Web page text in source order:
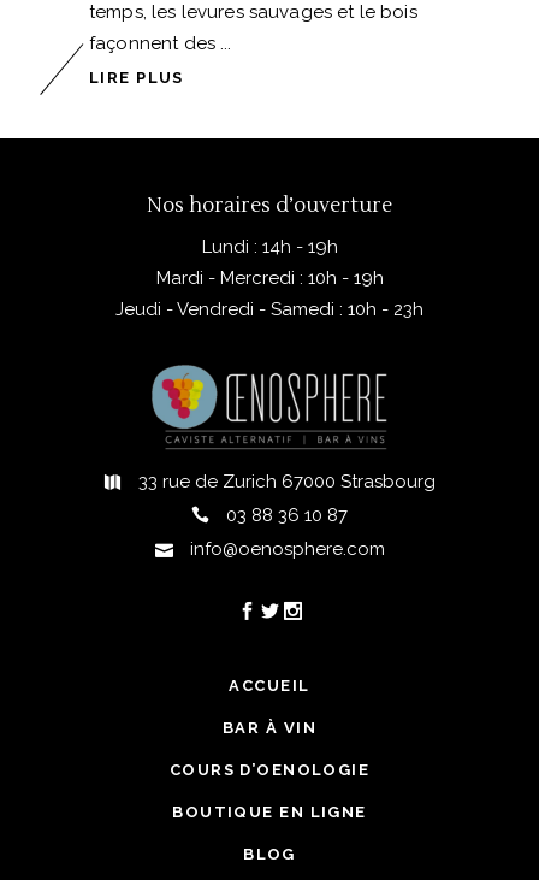
temps, les levures sauvages et le bois
façonnent des
LIRE PLUS
Nos horaires d’ouverture
Lundi : 14h - 19h
Mardi - Mercredi : 10h - 19h
Jeudi - Vendredi - Samedi : 10h - 23h
33 rue de Zurich 67000 Strasbourg
03 88 36 10 87
info@oenosphere.com
ACCUEIL
BAR À VIN
COURS D’OENOLOGIE
BOUTIQUE EN LIGNE
BLOG